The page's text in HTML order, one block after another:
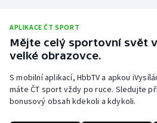
APLIKACE ČT SPORT
Mějte celý sportovní svět
velké obrazovce.
S mobilní aplikací, HbbTV a apkou
máte ČT sport vždy po ruce. Sledujte
bonusový obsah kdekoli a kdykoli.